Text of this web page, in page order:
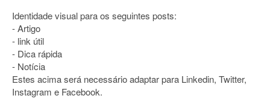
Identidade visual para os seguintes posts:
- Artigo
- link útil
- Dica rápida
- Notícia
Estes acima será necessário adaptar para Linkedin, Twitter,
Instagram e Facebook.